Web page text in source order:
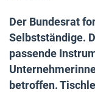
Der Bundesrat
Selbstständige.
passende
betroffen.